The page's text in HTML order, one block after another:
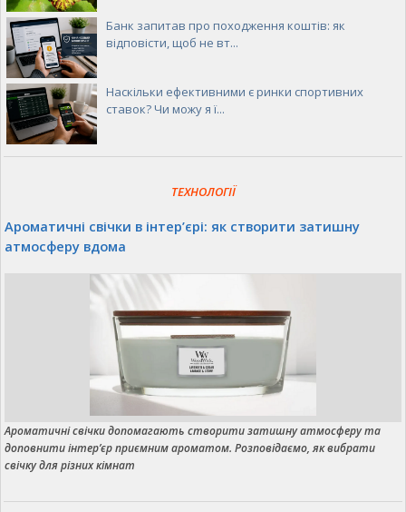
Банк запитав про походження коштів: як
відповісти, щоб не вт...
Наскільки ефективними є ринки спортивних
ставок? Чи можу я ї...
ТЕХНОЛОГІЇ
Ароматичні свічки в інтер’єрі: як створити затишну
атмосферу вдома
Ароматичні свічки допомагають створити затишну атмосферу та
доповнити інтер’єр приємним ароматом. Розповідаємо, як вибрати
свічку для різних кімнат